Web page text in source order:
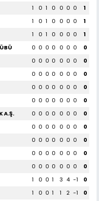
1 0 1 0 0 0 0
1
1 0 1 0 0 0 0
1
1 0 1 0 0 0 0
1
0 0 0 0 0 0 0
0
0 0 0 0 0 0 0
0
0 0 0 0 0 0 0
0
0 0 0 0 0 0 0
0
0 0 0 0 0 0 0
0
A.Ş.
0 0 0 0 0 0 0
0
0 0 0 0 0 0 0
0
0 0 0 0 0 0 0
0
0 0 0 0 0 0 0
0
0 0 0 0 0 0 0
0
1 0 0 1 3 4 -1
0
1 0 0 1 1 2 -1
0